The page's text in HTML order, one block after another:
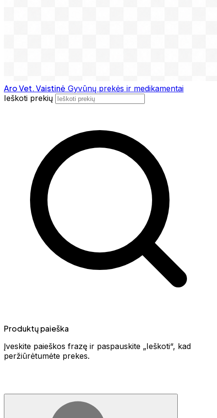
Aro Vet. Vaistinė Gyvūnų prekės ir medikamentai
Ieškoti prekių
Produktų paieška
Įveskite paieškos frazę ir paspauskite „Ieškoti“, kad
peržiūrėtumėte prekes.